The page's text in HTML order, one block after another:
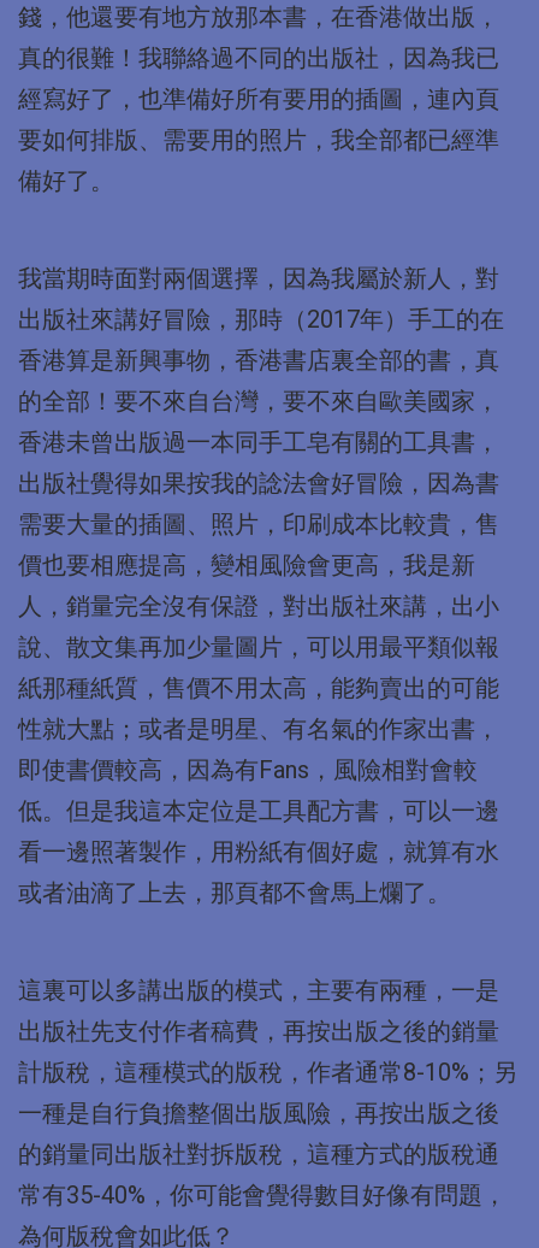
錢，他還要有地方放那本書，在香港做出版，
真的很難！我聯絡過不同的出版社，因為我已
經寫好了，也準備好所有要用的插圖，連內頁
要如何排版、需要用的照片，我全部都已經準
備好了。
我當期時面對兩個選擇，因為我屬於新人，對
出版社來講好冒險，那時（2017年）手工的在
香港算是新興事物，香港書店裏全部的書，真
的全部！要不來自台灣，要不來自歐美國家，
香港未曾出版過一本同手工皂有關的工具書，
出版社覺得如果按我的諗法會好冒險，因為書
需要大量的插圖、照片，印刷成本比較貴，售
價也要相應提高，變相風險會更高，我是新
人，銷量完全沒有保證，對出版社來講，出小
說、散文集再加少量圖片，可以用最平類似報
紙那種紙質，售價不用太高，能夠賣出的可能
性就大點；或者是明星、有名氣的作家出書，
即使書價較高，因為有Fans，風險相對會較
低。但是我這本定位是工具配方書，可以一邊
看一邊照著製作，用粉紙有個好處，就算有水
或者油滴了上去，那頁都不會馬上爛了。
這裏可以多講出版的模式，主要有兩種，一是
出版社先支付作者稿費，再按出版之後的銷量
計版稅，這種模式的版稅，作者通常8-10%；另
一種是自行負擔整個出版風險，再按出版之後
的銷量同出版社對拆版稅，這種方式的版稅通
常有35-40%，你可能會覺得數目好像有問題，
為何版稅會如此低？